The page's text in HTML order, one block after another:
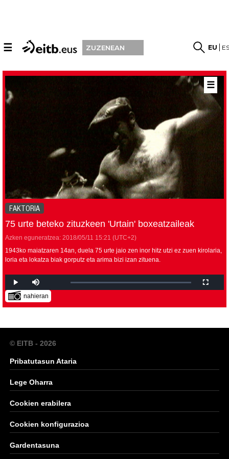
☰ ZUZENEAN EU
☰
FAKTORIA
75 urte beteko zituzkeen 'Urtain' boxeatzaileak
Azken eguneratzea: 2018/05/11 15:21 (UTC+2)
1943ko maiatzaren 14an, duela 75 urte jaio zen inor hitz utzi ez zuen kirolaria,
loria eta lokatza biak gorputz eta arima bizi izan zituena.
nahieran
© EITB - 2026
Pribatutasun Ataria
Lege Oharra
Cookien erabilera
Cookien konfigurazioa
Gardentasuna